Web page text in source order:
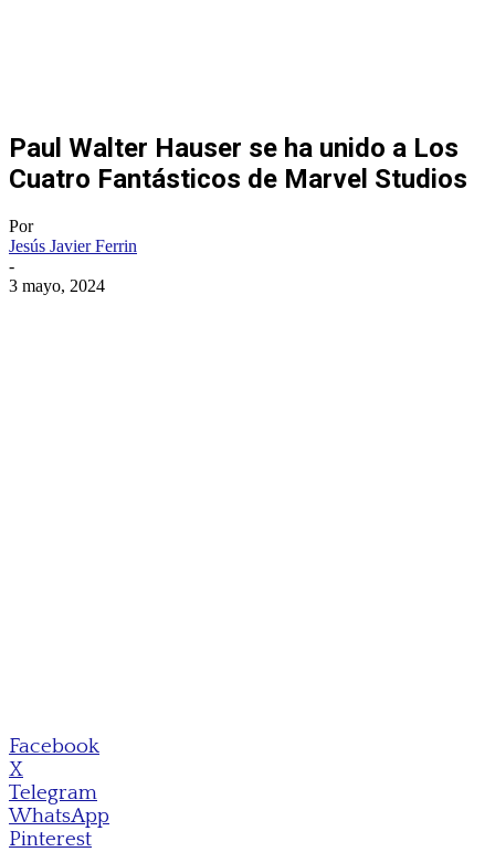
Paul Walter Hauser se ha unido a Los
Cuatro Fantásticos de Marvel Studios
Por
Jesús Javier Ferrin
-
3 mayo, 2024
Facebook
X
Telegram
WhatsApp
Pinterest